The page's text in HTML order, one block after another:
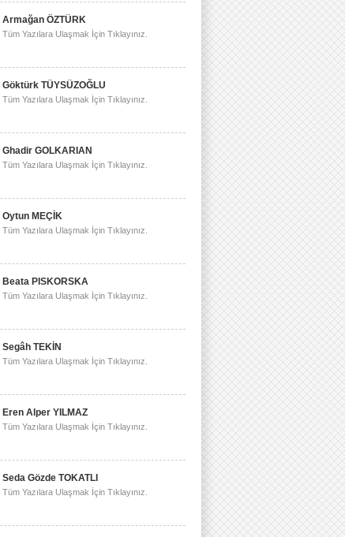
Armağan ÖZTÜRK
Tüm Yazılara Ulaşmak İçin Tıklayınız.
Göktürk TÜYSÜZOĞLU
Tüm Yazılara Ulaşmak İçin Tıklayınız.
Ghadir GOLKARIAN
Tüm Yazılara Ulaşmak İçin Tıklayınız.
Oytun MEÇİK
Tüm Yazılara Ulaşmak İçin Tıklayınız.
Beata PISKORSKA
Tüm Yazılara Ulaşmak İçin Tıklayınız.
Segâh TEKİN
Tüm Yazılara Ulaşmak İçin Tıklayınız.
Eren Alper YILMAZ
Tüm Yazılara Ulaşmak İçin Tıklayınız.
Seda Gözde TOKATLI
Tüm Yazılara Ulaşmak İçin Tıklayınız.